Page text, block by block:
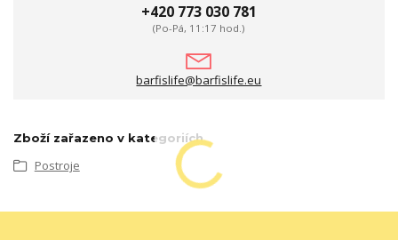
+420 773 030 781
(Po-Pá, 11:17 hod.)
barfislife@barfislife.eu
Zboží zařazeno v kategoriích
Postroje